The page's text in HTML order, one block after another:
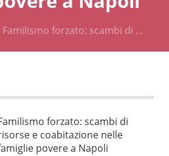
Familismo forzato: scambi di …
forzato: scambi di
e coabitazione nelle
povere a Napoli